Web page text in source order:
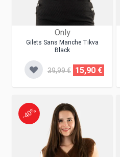
Only
Gilets Sans Manche Tikva
Black
39,99 € 15,90 €
-40%